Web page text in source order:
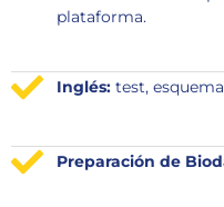
plataforma.
Inglés: test,
Preparación de